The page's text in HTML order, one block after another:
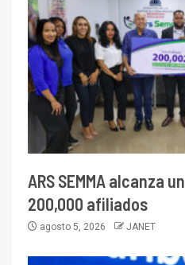
ARS SEMMA alcanza
200,000 afiliados
agosto 5, 2026 JANET